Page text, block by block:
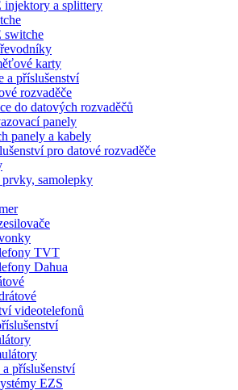
injektory a splittery
switche
karty
a příslušenství
rozvaděče
do datových rozvaděčů
panely
panely a kabely
pro datové rozvaděče
samolepky
TVT
Dahua
videotelefonů
příslušenství
EZS